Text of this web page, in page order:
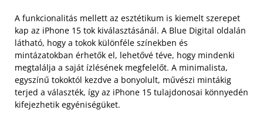
A funkcionalitás mellett az esztétikum is kiemelt szerepet
kap az iPhone 15 tok kiválasztásánál. A Blue Digital oldalán
látható, hogy a tokok különféle színekben és
mintázatokban érhetők el, lehetővé téve, hogy mindenki
megtalálja a saját ízlésének megfelelőt. A minimalista,
egyszínű tokoktól kezdve a bonyolult, művészi mintákig
terjed a választék, így az iPhone 15 tulajdonosai könnyedén
kifejezhetik egyéniségüket.